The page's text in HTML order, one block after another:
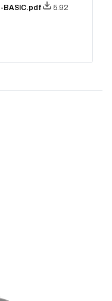
BASIC.pdf
5.92